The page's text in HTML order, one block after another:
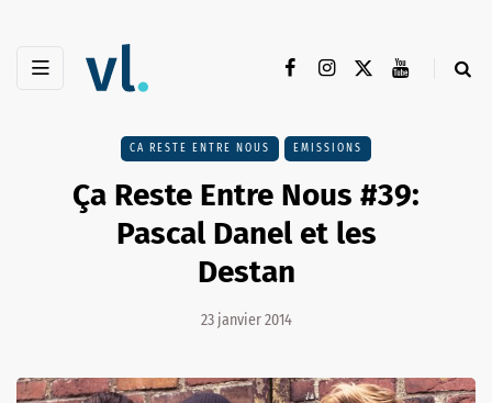
CA RESTE ENTRE NOUS EMISSIONS
Ça Reste Entre Nous #39:
Pascal Danel et les
Destan
23 janvier 2014